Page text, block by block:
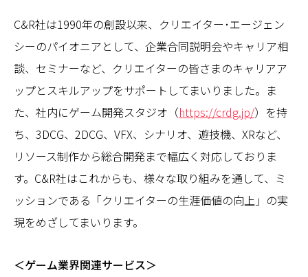
C&R社は1990年の創設以来、クリエイター･エージェン
シーのパイオニアとして、企業合同説明会やキャリア相
談、セミナーなど、クリエイターの皆さまのキャリアア
ップとスキルアップをサポートしてまいりました。ま
た、社内にゲーム開発スタジオ（https://crdg.jp/）を持
ち、3DCG、2DCG、VFX、シナリオ、遊技機、XRなど、
リソース制作から総合開発まで幅広く対応しておりま
す。C&R社はこれからも、様々な取り組みを通して、ミ
ッションである「クリエイターの生涯価値の向上」の実
現をめざしてまいります。
＜ゲーム業界関連サービス＞